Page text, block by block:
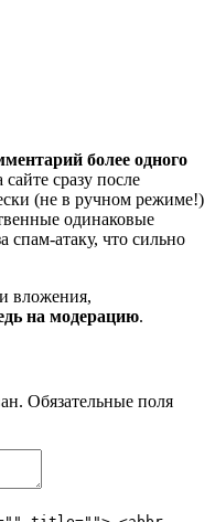
более одного
сразу после
(не в ручном режиме!)
одинаковые
спам-атаку, что сильно
вложения,
на модерацию.
Обязательные поля